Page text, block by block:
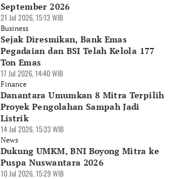
September 2026
21 Jul 2026, 15:13 WIB
Business
Sejak Diresmikan, Bank Emas
Pegadaian dan BSI Telah Kelola 177
Ton Emas
17 Jul 2026, 14:40 WIB
Finance
Danantara Umumkan 8 Mitra Terpilih
Proyek Pengolahan Sampah Jadi
Listrik
14 Jul 2026, 15:33 WIB
News
Dukung UMKM, BNI Boyong Mitra ke
Puspa Nuswantara 2026
10 Jul 2026, 15:29 WIB